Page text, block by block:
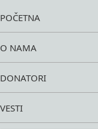
POČETNA
O NAMA
DONATORI
VESTI